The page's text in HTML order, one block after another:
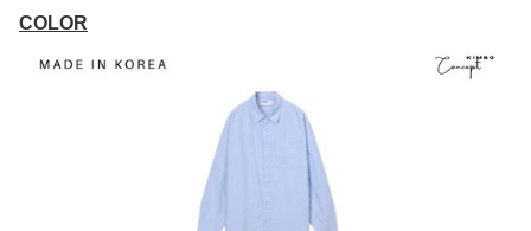
COLOR